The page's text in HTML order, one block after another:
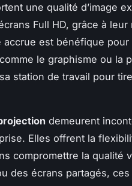
une qualité d’image
Full HD, grâce à
accrue est bénéfique
le graphisme ou la
station de travail pour
demeurent
Elles offrent la
compromettre la qualité
des écrans partagés,